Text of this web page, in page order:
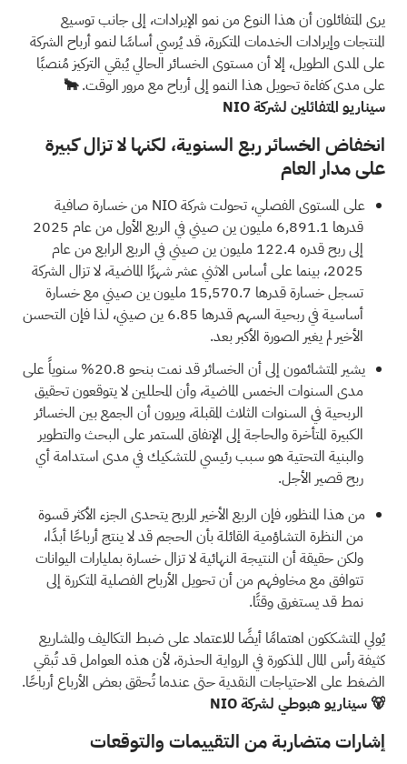
يرى المتفائلون أن هذا النوع من نمو الإيرادات، إلى جانب توسيع
المنتجات وإيرادات الخدمات المتكررة، قد يُرسي أساسًا لنمو أرباح الشركة
على المدى الطويل، إلا أن مستوى الخسائر الحالي يُبقي التركيز مُنصبًا
على مدى كفاءة تحويل هذا النمو إلى أرباح مع مرور الوقت.🐂
سيناريو المتفائلين لشركة NIO
انخفاض الخسائر ربع السنوية، لكنها لا تزال كبيرة
على مدار العام
على المستوى الفصلي، تحولت شركة NIO من خسارة صافية
قدرها 6,891.1 مليون ين صيني في الربع الأول من عام 2025
إلى ربح قدره 122.4 مليون ين صيني في الربع الرابع من عام
2025، بينما على أساس الاثني عشر شهرًا الماضية، لا تزال الشركة
تسجل خسارة قدرها 15,570.7 مليون ين صيني مع خسارة
أساسية في ربحية السهم قدرها 6.85 ين صيني، لذا فإن التحسن
الأخير لم يغير الصورة الأكبر بعد.
يشير المتشائمون إلى أن الخسائر قد نمت بنحو 20.8% سنوياً على
مدى السنوات الخمس الماضية، وأن المحللين لا يتوقعون تحقيق
الربحية في السنوات الثلاث المقبلة، ويرون أن الجمع بين الخسائر
الكبيرة المتأخرة والحاجة إلى الإنفاق المستمر على البحث والتطوير
والبنية التحتية هو سبب رئيسي للتشكيك في مدى استدامة أي
ربح قصير الأجل.
من هذا المنظور، فإن الربع الأخير المربح يتحدى الجزء الأكثر قسوة
من النظرة التشاؤمية القائلة بأن الحجم قد لا ينتج أرباحًا أبدًا،
ولكن حقيقة أن النتيجة النهائية لا تزال خسارة بمليارات اليوانات
تتوافق مع مخاوفهم من أن تحويل الأرباح الفصلية المتكررة إلى
نمط قد يستغرق وقتًا.
يُولي المتشككون اهتمامًا أيضًا للاعتماد على ضبط التكاليف والمشاريع
كثيفة رأس المال المذكورة في الرواية الحذرة، لأن هذه العوامل قد تُبقي
الضغط على الاحتياجات النقدية حتى عندما تُحقق بعض الأرباع أرباحًا.
🐻 سيناريو هبوطي لشركة NIO
إشارات متضاربة من التقييمات والتوقعات